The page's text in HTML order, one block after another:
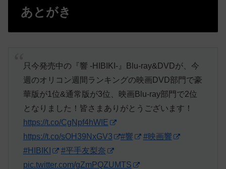
あとがき
只今発売中の『響 -HIBIKI-』Blu-ray&DVDが、今
週のオリコン週間ランキングの映画DVD部門で豪
華版が1位&通常版が3位、映画Blu-ray部門で2位
となりました！皆さまありがとうございます！
https://t.co/CgNpf4hWIE
https://t.co/sOH39NxGV3
#響
#映画響
#HIBIKI
#平手友梨奈
pic.twitter.com/gZmPQZUMTS